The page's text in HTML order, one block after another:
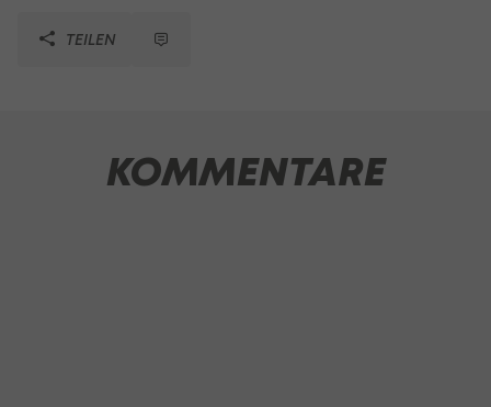
TEILEN
KOMMENTARE